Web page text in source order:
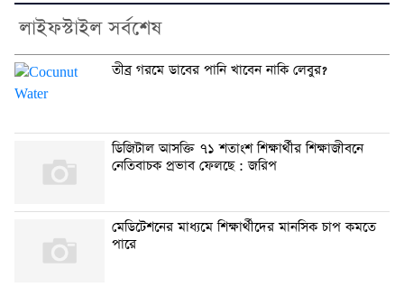
লাইফস্টাইল সর্বশেষ
তীব্র গরমে ডাবের পানি খাবেন নাকি লেবুর?
ডিজিটাল আসক্তি ৭১ শতাংশ শিক্ষার্থীর শিক্ষাজীবনে
নেতিবাচক প্রভাব ফেলছে : জরিপ
মেডিটেশনের মাধ্যমে শিক্ষার্থীদের মানসিক চাপ কমতে
পারে